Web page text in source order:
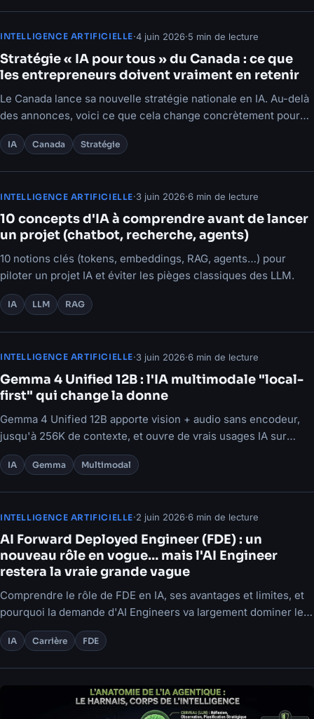
INTELLIGENCE ARTIFICIELLE·4 juin 2026·5 min de lecture
Stratégie « IA pour tous » du Canada : ce que
les entrepreneurs doivent vraiment en retenir
Le Canada lance sa nouvelle stratégie nationale en IA. Au-delà
des annonces, voici ce que cela change concrètement pour
les PME et les organisations.
IA Canada Stratégie
INTELLIGENCE ARTIFICIELLE·3 juin 2026·6 min de lecture
10 concepts d'IA à comprendre avant de lancer
un projet (chatbot, recherche, agents)
10 notions clés (tokens, embeddings, RAG, agents…) pour
piloter un projet IA et éviter les pièges classiques des LLM.
IA LLM RAG
INTELLIGENCE ARTIFICIELLE·3 juin 2026·6 min de lecture
Gemma 4 Unified 12B : l'IA multimodale "local-
first" qui change la donne
Gemma 4 Unified 12B apporte vision + audio sans encodeur,
jusqu'à 256K de contexte, et ouvre de vrais usages IA sur
appareils.
IA Gemma Multimodal
INTELLIGENCE ARTIFICIELLE·2 juin 2026·6 min de lecture
AI Forward Deployed Engineer (FDE) : un
nouveau rôle en vogue… mais l'AI Engineer
restera la vraie grande vague
Comprendre le rôle de FDE en IA, ses avantages et limites, et
pourquoi la demande d'AI Engineers va largement dominer les
prochaines années.
IA Carrière FDE